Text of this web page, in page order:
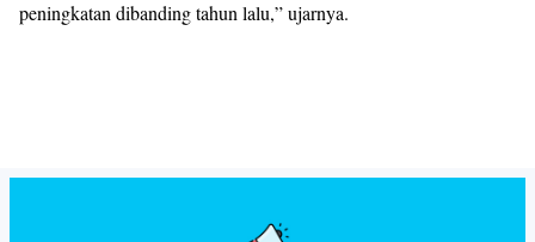
peningkatan dibanding tahun lalu,” ujarnya.